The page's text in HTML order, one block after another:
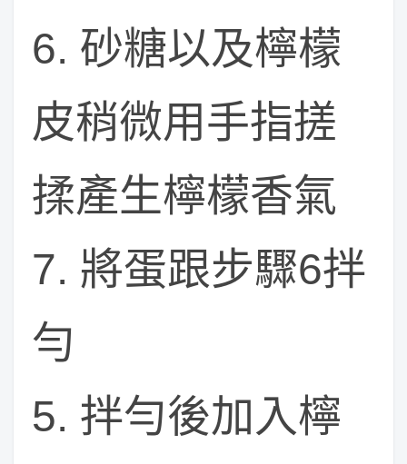
6. 砂糖以及檸檬
皮稍微用手指搓
揉產生檸檬香氣
7. 將蛋跟步驟6拌
勻
5. 拌勻後加入檸